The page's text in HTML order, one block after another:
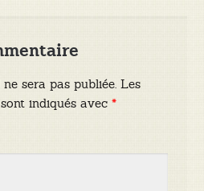
sera pas publiée. Les
indiqués avec*